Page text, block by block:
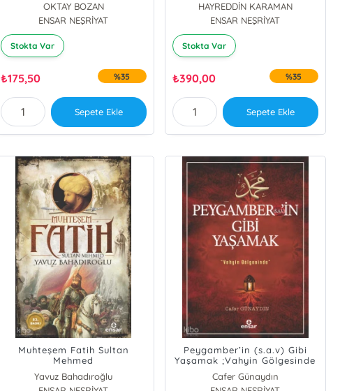
OKTAY BOZAN
ENSAR NEŞRİYAT
Stokta Var
₺175,50 %35
Sepete Ekle
HAYREDDİN KARAMAN
ENSAR NEŞRİYAT
Stokta Var
₺390,00 %35
Sepete Ekle
Muhteşem Fatih Sultan
Mehmed
Yavuz Bahadıroğlu
Peygamber’in (s.a.v) Gibi
Yaşamak ;Vahyin Gölgesinde
Cafer Günaydın